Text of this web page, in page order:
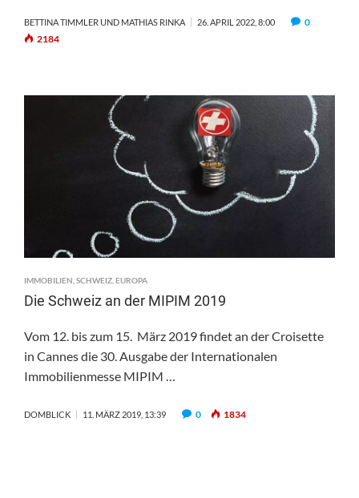
BETTINA TIMMLER UND MATHIAS RINKA 26. APRIL 2022, 8:00
0
2184
IMMOBILIEN,SCHWEIZ,EUROPA
Die Schweiz an der MIPIM 2019
Vom 12. bis zum 15. März 2019 findet an der Croisette
in Cannes die 30. Ausgabe der Internationalen
Immobilienmesse MIPIM …
DOMBLICK 11. MÄRZ 2019, 13:39 0 1834